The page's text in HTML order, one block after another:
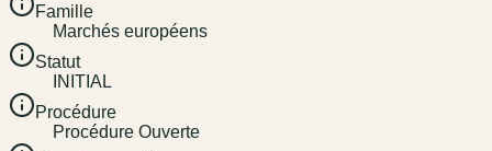
Famille
Marchés européens
Statut
INITIAL
Procédure
Procédure Ouverte